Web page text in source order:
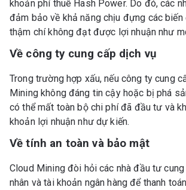
khoản phí thuê Hash Power. Do đó, các
đảm bảo về khả năng chịu đựng các
thậm chí không đạt được lợi nhuận như
Về công ty cung cấp dịch vụ
Trong trường hợp xấu, nếu công ty cung
Mining không đáng tin cậy hoặc bị phá
có thể mất toàn bộ chi phí đã đầu tư và
khoản lợi nhuận như dự kiến.
Về tính an toàn và bảo mật
Cloud Mining đòi hỏi các nhà đầu tư
nhân và tài khoản ngân hàng để thanh